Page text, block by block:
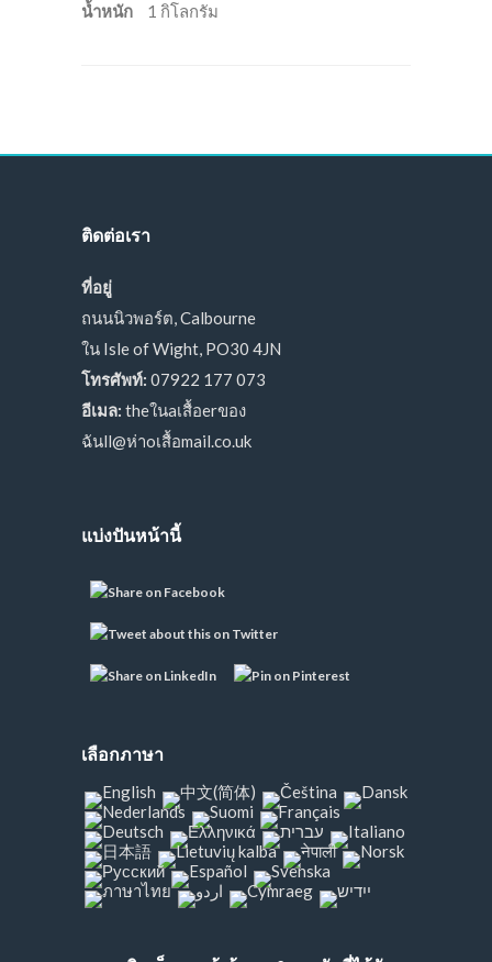
น้ำหนัก 1 กิโลกรัม
ติดต่อเรา
ที่อยู่
ถนนนิวพอร์ต, Calbourne
ใน Isle of Wight, PO30 4JN
โทรศัพท์: 07922 177 073
อีเมล: theในaเสื้อerของ
ฉันll@ห่าoเสื้อmail.co.uk
แบ่งปันหน้านี้
เลือกภาษา